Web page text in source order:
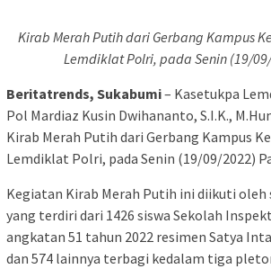
Kirab Merah Putih dari Gerbang Kampus
Lemdiklat Polri, pada Senin (19/
Beritatrends, Sukabumi– Kasetukpa
Pol Mardiaz Kusin Dwihananto, S.I.K.,
Kirab Merah Putih dari Gerbang Kampus
Lemdiklat Polri, pada Senin (19/09/2022)
Kegiatan Kirab Merah Putih ini diikuti oleh
yang terdiri dari 1426 siswa Sekolah
angkatan 51 tahun 2022 resimen Satya
dan 574 lainnya terbagi kedalam tiga